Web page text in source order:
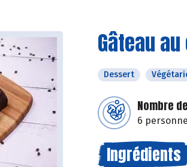
Gâteau
Dessert
Nombre
6
Ingrédients